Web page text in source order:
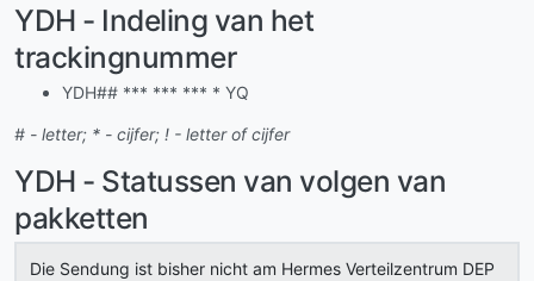
YDH - Indeling van het
trackingnummer
YDH## *** *** *** * YQ
# - letter; * - cijfer; ! - letter of cijfer
YDH - Statussen van volgen van
pakketten
Die Sendung ist bisher nicht am Hermes Verteilzentrum DEP